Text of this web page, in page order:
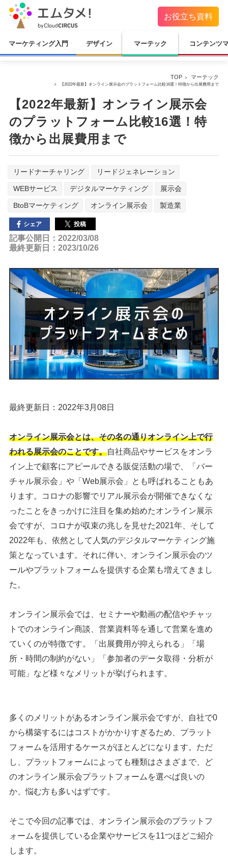
お役立ち資料
マーケティング入門 デザイン マーテック コンテンツ
TOP マーテック
【2022年最新】オンライン展示会のプラットフォーム比較16選！特徴から出展費用まで
【2022年最新】オンライン展示会
のプラットフォーム比較16選！特
徴から出展費用まで
リードナーチャリング リードジェネレーション
WEBサービス デジタルマーケティング 展示会
BtoBマーケティング オンライン展示会 製造業
シェア 投稿
記事公開日：2022/03/08
最終更新日：2023/10/26
最終更新日：2022年3月08日
オンライン展示会とは、その名の通りオンライン上で行
われる展示会のことです。自社商品やサービスをオンラ
イン上で顧客にアピールできる販促活動の場で、「バー
チャル展示会」や「Web展示会」とも呼ばれることもあ
ります。コロナの影響でリアル展示会が開催できなくな
ったことをきっかけに注目を集め始めたオンライン展示
会ですが、コロナが収束の兆しを見せた2021年、そして
2022年も、依然として人気のデジタルマーケティング施
策となっています。それに伴い、オンライン展示会のツ
ールやプラットフォームを提供する企業も増えてきまし
た。
オンライン展示会では、セミナーや動画の配信やチャッ
トでのオンライン商談、営業資料等を通して営業を進め
ていくのが特徴です。「出展費用が抑えられる」「場
所・時間の制約がない」「参加者のデータ取得・分析が
可能」など様々なメリットが挙げられます。
多くのメリットがあるオンライン展示会ですが、自社で0
から構築するにはコストがかかりすぎるため、プラット
フォームを活用するケースがほとんどになります。ただ
し、プラットフォームによっても種類はさまざまで、ど
のオンライン展示会プラットフォームを選べば良いの
か、悩む方も多いはずです。
そこで今回の記事では、オンライン展示会のプラットフ
ォームを提供している企業やサービスを11つほどご紹介
します。